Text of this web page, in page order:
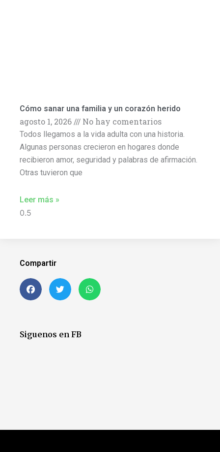
Cómo sanar una familia y un corazón herido
agosto 1, 2026 No hay comentarios
Todos llegamos a la vida adulta con una historia.
Algunas personas crecieron en hogares donde
recibieron amor, seguridad y palabras de afirmación.
Otras tuvieron que
Leer más »
Compartir
Siguenos en FB